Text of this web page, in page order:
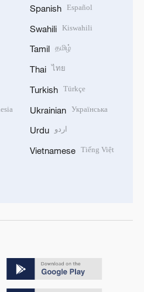
Spanish Español
Swahili Kiswahili
Tamil தமிழ்
Thai ไทย
Turkish Türkçe
Ukrainian Українська
Urdu اردو
Vietnamese Tiếng Việt